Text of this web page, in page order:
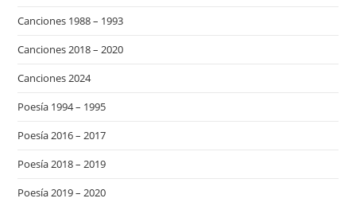
Canciones 1988 – 1993
Canciones 2018 – 2020
Canciones 2024
Poesía 1994 – 1995
Poesía 2016 – 2017
Poesía 2018 – 2019
Poesía 2019 – 2020